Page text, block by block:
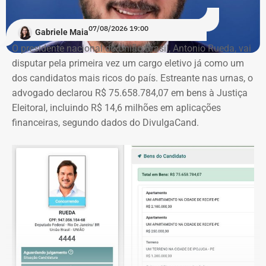
Gabriele Maia07/08/2026 19:00
O presidente nacional do União Brasil, Antonio Rueda, vai
disputar pela primeira vez um cargo eletivo já como um
dos candidatos mais ricos do país. Estreante nas urnas, o
advogado declarou R$ 75.658.784,07 em bens à Justiça
Eleitoral, incluindo R$ 14,6 milhões em aplicações
financeiras, segundo dados do DivulgaCand.